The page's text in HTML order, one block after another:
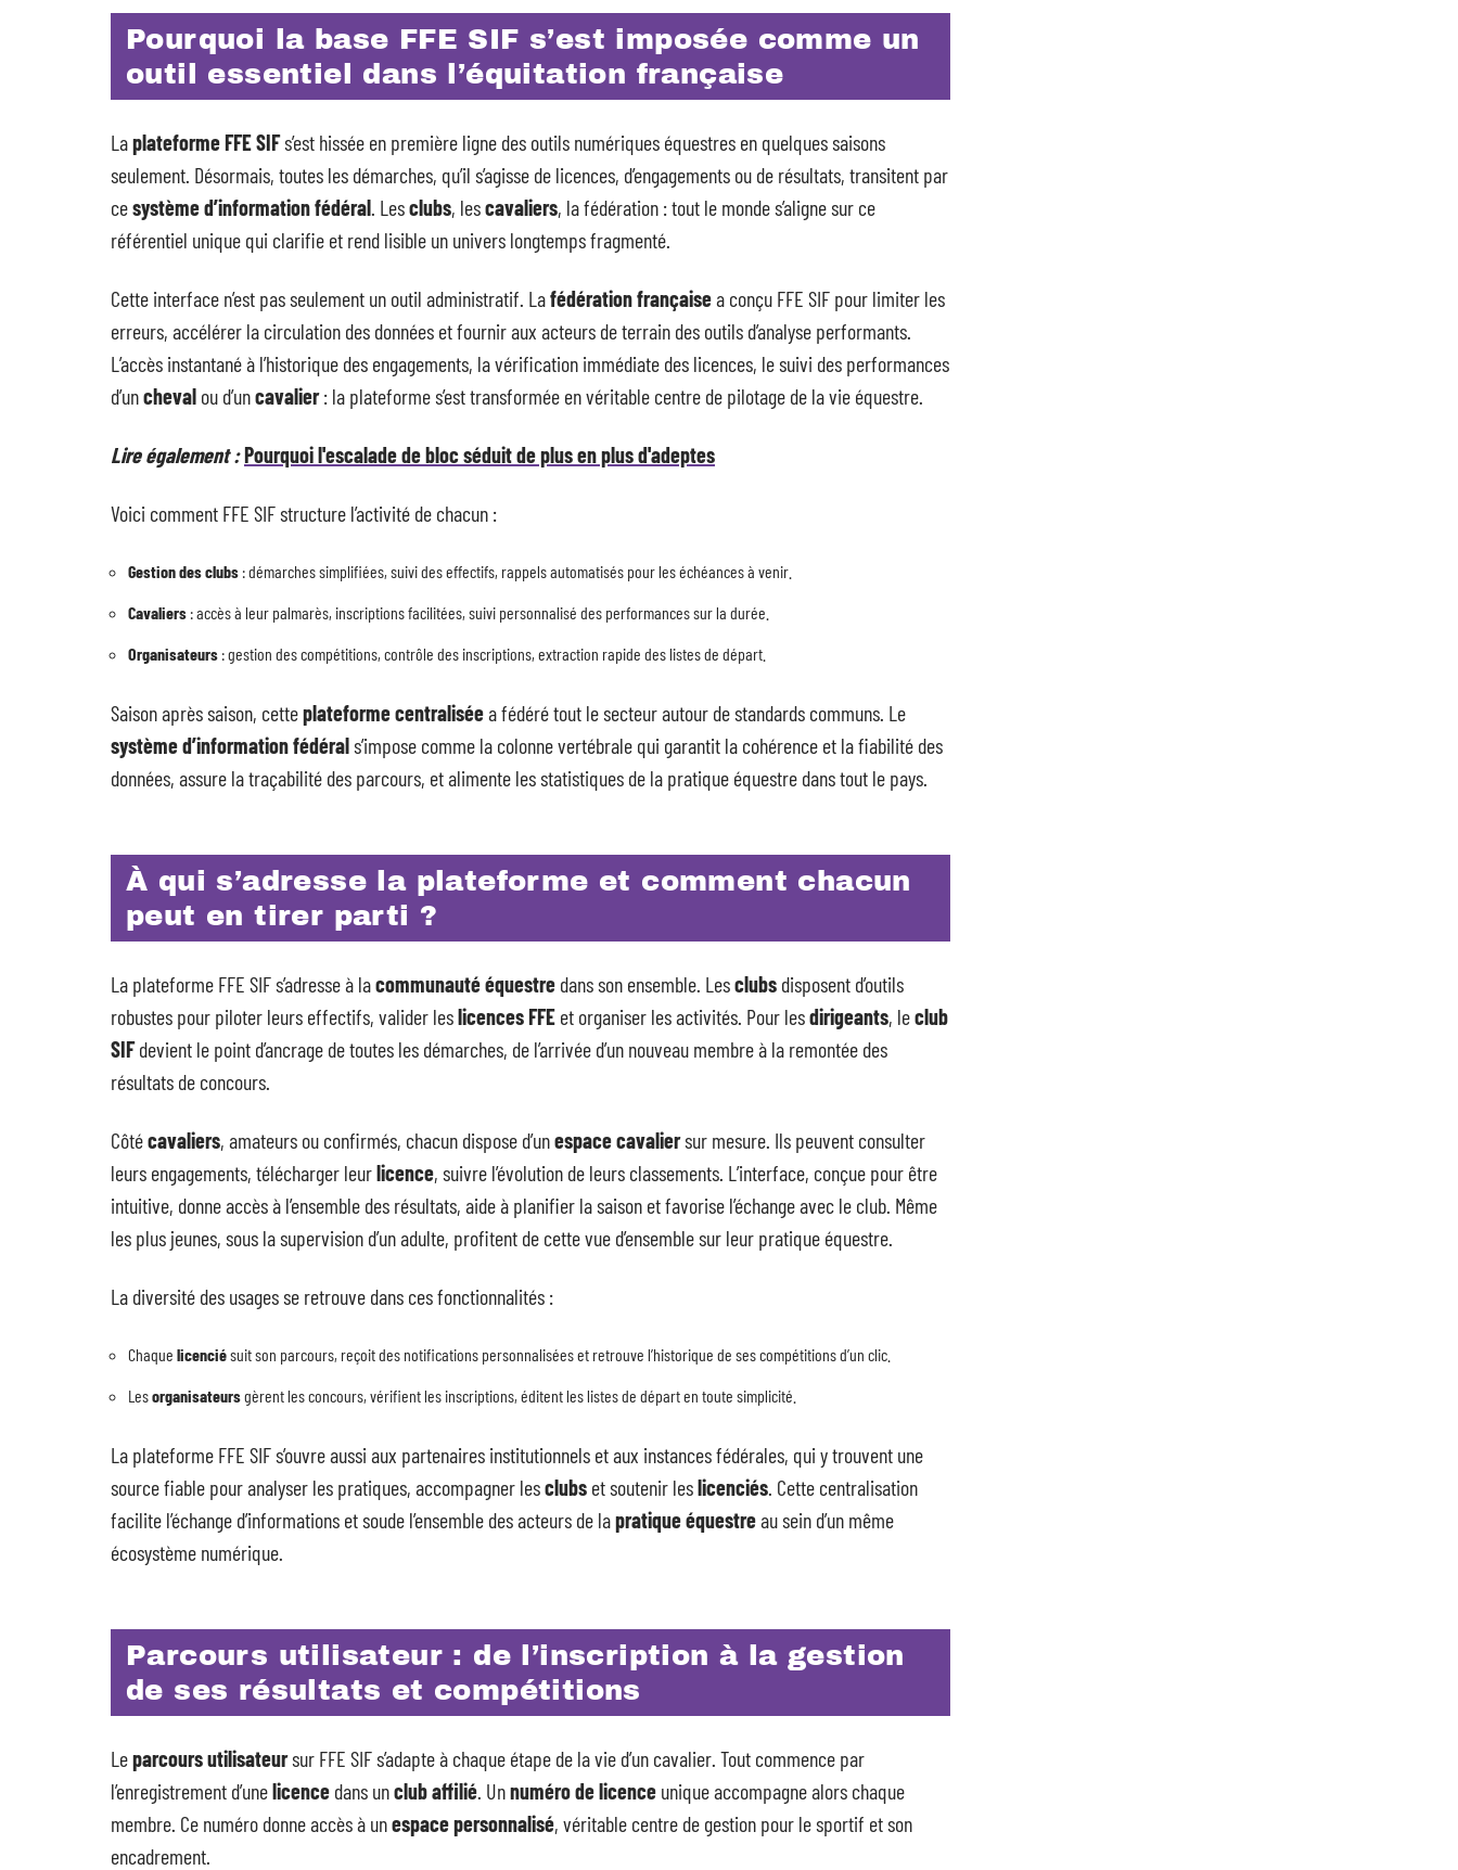
Pourquoi la base FFE SIF s’est imposée comme un
outil essentiel dans l’équitation française
Laplateforme FFE SIFs’est hissée en première ligne des outils numériques équestres en quelques saisons
seulement. Désormais, toutes les démarches, qu’il s’agisse de licences, d’engagements ou de résultats, transitent par
cesystème d’information fédéral. Lesclubs, lescavaliers, la fédération : tout le monde s’aligne sur ce
référentiel unique qui clarifie et rend lisible un univers longtemps fragmenté.
Cette interface n’est pas seulement un outil administratif. Lafédération françaisea conçu FFE SIF pour limiter les
erreurs, accélérer la circulation des données et fournir aux acteurs de terrain des outils d’analyse performants.
L’accès instantané à l’historique des engagements, la vérification immédiate des licences, le suivi des performances
d’uncheval ou d’uncavalier: la plateforme s’est transformée en véritable centre de pilotage de la vie équestre.
Lire également :Pourquoi l'escalade de bloc séduit de plus en plus d'adeptes
Voici comment FFE SIF structure l’activité de chacun :
Gestion des clubs : démarches simplifiées, suivi des effectifs, rappels automatisés pour les échéances à venir.
Cavaliers : accès à leur palmarès, inscriptions facilitées, suivi personnalisé des performances sur la durée.
Organisateurs : gestion des compétitions, contrôle des inscriptions, extraction rapide des listes de départ.
Saison après saison, cetteplateforme centraliséea fédéré tout le secteur autour de standards communs. Le
système d’information fédérals’impose comme la colonne vertébrale qui garantit la cohérence et la fiabilité des
données, assure la traçabilité des parcours, et alimente les statistiques de la pratique équestre dans tout le pays.
À qui s’adresse la plateforme et comment chacun
peut en tirer parti ?
La plateforme FFE SIF s’adresse à lacommunauté équestre dans son ensemble. Lesclubs disposent d’outils
robustes pour piloter leurs effectifs, valider leslicences FFE et organiser les activités. Pour lesdirigeants, leclub
SIFdevient le point d’ancrage de toutes les démarches, de l’arrivée d’un nouveau membre à la remontée des
résultats de concours.
Côtécavaliers, amateurs ou confirmés, chacun dispose d’unespace cavaliersur mesure. Ils peuvent consulter
leurs engagements, télécharger leurlicence, suivre l’évolution de leurs classements. L’interface, conçue pour être
intuitive, donne accès à l’ensemble des résultats, aide à planifier la saison et favorise l’échange avec le club. Même
les plus jeunes, sous la supervision d’un adulte, profitent de cette vue d’ensemble sur leur pratique équestre.
La diversité des usages se retrouve dans ces fonctionnalités :
Chaque licenciésuit son parcours, reçoit des notifications personnalisées et retrouve l’historique de ses compétitions d’un clic.
Lesorganisateursgèrent les concours, vérifient les inscriptions, éditent les listes de départ en toute simplicité.
La plateforme FFE SIF s’ouvre aussi aux partenaires institutionnels et aux instances fédérales, qui y trouvent une
source fiable pour analyser les pratiques, accompagner lesclubs et soutenir leslicenciés. Cette centralisation
facilite l’échange d’informations et soude l’ensemble des acteurs de lapratique équestreau sein d’un même
écosystème numérique.
Parcours utilisateur : de l’inscription à la gestion
de ses résultats et compétitions
Leparcours utilisateursur FFE SIF s’adapte à chaque étape de la vie d’un cavalier. Tout commence par
l’enregistrement d’unelicence dans unclub affilié. Unnuméro de licence unique accompagne alors chaque
membre. Ce numéro donne accès à unespace personnalisé, véritable centre de gestion pour le sportif et son
encadrement.